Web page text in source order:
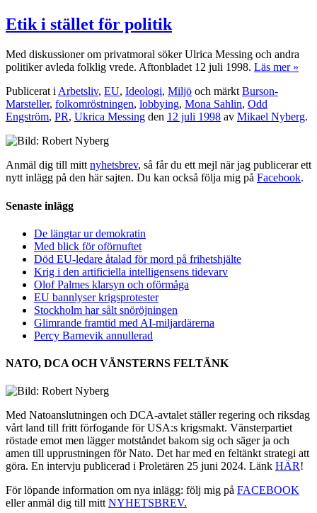
Etik i stället för politik
Med diskussioner om privatmoral söker Ulrica Messing och andra
politiker avleda folklig vrede. Aftonbladet 12 juli 1998. Läs mer »
Publicerat i Arbetsliv, EU, Ideologi, Miljö och märkt Burson-
Marsteller, folkomröstningen, lobbying, Mona Sahlin, Odd
Engström, PR, Ukrica Messing den 12 juli 1998 av Mikael Nyberg.
Anmäl dig till mitt nyhetsbrev, så får du ett mejl när jag publicerar ett
nytt inlägg på den här sajten. Du kan också följa mig på Facebook.
Senaste inlägg
De längtar ur demokratin
Med blick för oförnuftet
Död EU-ledare åtalad för mord på frihetshjälte
Krig i den artificiella intelligensens tidevarv
Olof Palmes klarsyn och oförmåga
EU bannlyser krigsprotester
Stockholm har sålt snöröjningen
Glimrande framtid med AI-miljardärerna
Percy Barnevik annullerad
NATO, DCA OCH VÄNSTERNS FELTÄNK
Med Natoanslutningen och DCA-avtalet ställer regering och riksdag
vårt land till fritt förfogande för USA:s krigsmakt. Vänsterpartiet
röstade emot men lägger motståndet bakom sig och säger ja och
amen till upprustningen för Nato. Det har med en feltänkt strategi att
göra. En intervju publicerad i Proletären 25 juni 2024. Länk HÄR!
För löpande information om nya inlägg: följ mig på FACEBOOK
eller anmäl dig till mitt NYHETSBREV.